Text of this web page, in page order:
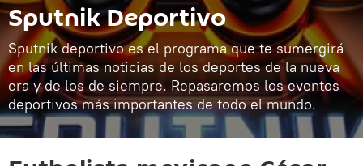
Sputnik Deportivo
Sputnik deportivo es el programa que te sumergirá
en las últimas noticias de los deportes de la nueva
era y de los de siempre. Repasaremos los eventos
deportivos más importantes de todo el mundo.